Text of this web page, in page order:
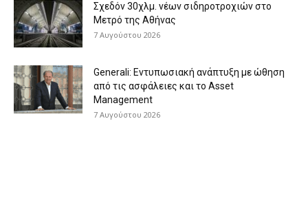
Σχεδόν 30χλμ. νέων σιδηροτροχιών στο
Μετρό της Αθήνας
7 Αυγούστου 2026
Generali: Eντυπωσιακή ανάπτυξη με ώθηση
από τις ασφάλειες και το Asset
Management
7 Αυγούστου 2026